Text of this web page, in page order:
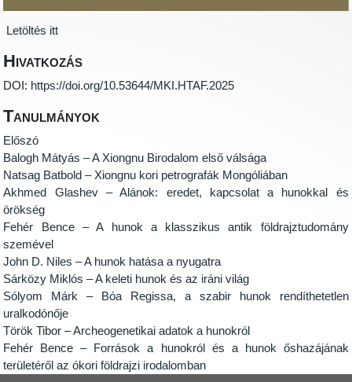
Letöltés itt
Hivatkozás
DOI: https://doi.org/10.53644/MKI.HTAF.2025
Tanulmányok
Előszó
Balogh Mátyás – A Xiongnu Birodalom első válsága
Natsag Batbold – Xiongnu kori petrografák Mongóliában
Akhmed Glashev – Alánok: eredet, kapcsolat a hunokkal és
örökség
Fehér Bence – A hunok a klasszikus antik földrajztudomány
szemével
John D. Niles – A hunok hatása a nyugatra
Sárközy Miklós – A keleti hunok és az iráni világ
Sólyom Márk – Bóa Regissa, a szabir hunok rendíthetetlen
uralkodónője
Török Tibor – Archeogenetikai adatok a hunokról
Fehér Bence – Források a hunokról és a hunok őshazájának
területéről az ókori földrajzi irodalomban